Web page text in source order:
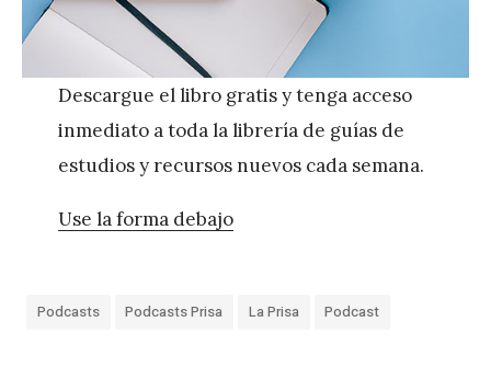
Descargue el libro gratis y tenga acceso
inmediato a toda la librería de guías de
estudios y recursos nuevos cada semana.
Use la forma debajo
Podcasts Podcasts Prisa La Prisa Podcast